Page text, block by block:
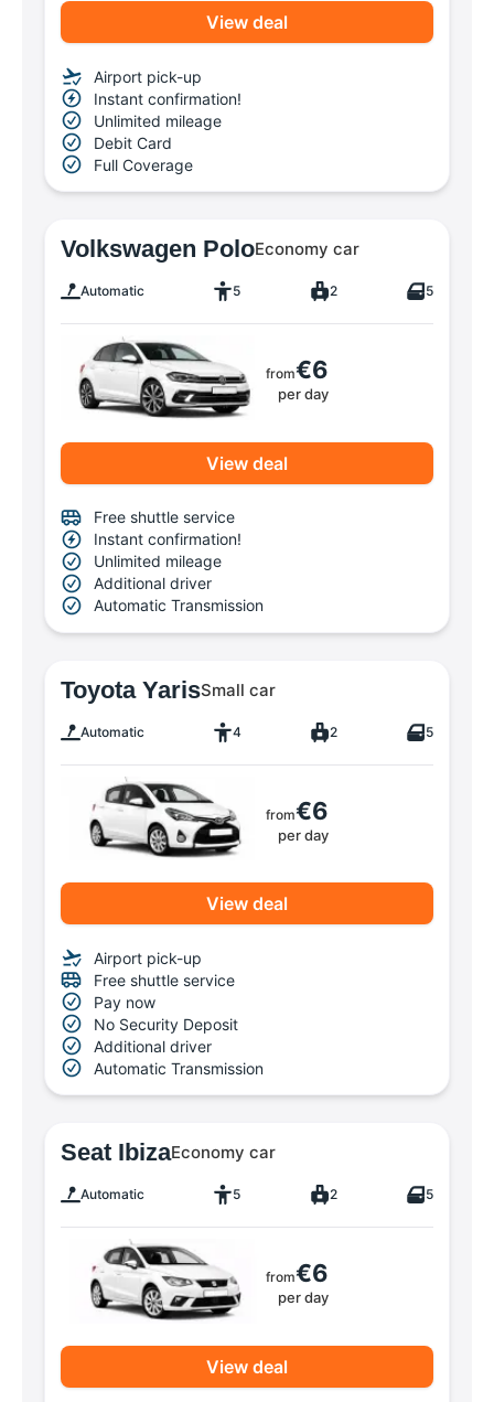
View deal
Airport pick-up
Instant confirmation!
Unlimited mileage
Debit Card
Full Coverage
Volkswagen PoloEconomy car
Automatic 5 2 5
from€6
per day
View deal
Free shuttle service
Instant confirmation!
Unlimited mileage
Additional driver
Automatic Transmission
Toyota YarisSmall car
Automatic 4 2 5
from€6
per day
View deal
Airport pick-up
Free shuttle service
Pay now
No Security Deposit
Additional driver
Automatic Transmission
Seat IbizaEconomy car
Automatic 5 2 5
from€6
per day
View deal